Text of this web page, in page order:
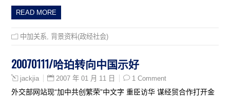
READ MORE
中加关系 背景资料(政经社会)
20070111/哈珀转向中国示好
jackjia 2007 年 01 月 11 日 1 Comment
外交部网站现“加中共创繁荣”中文字 重臣访华 谋经贸合作打开金